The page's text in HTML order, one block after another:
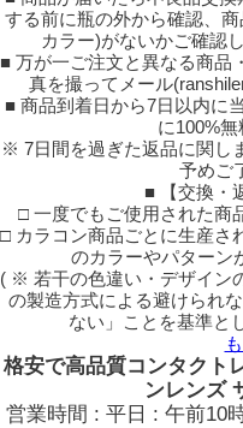
する前に瓶の外から確認、
カラー)がないかご確認
■ 万が一ご注文と異なる商品
真を撮ってメール
■ 商品到着日から7日以内に
に100%無
※ 7日間を過ぎた返品に関し
予めご
■ 【交換・
□ 一度でもご使用された商
□ カラコン商品ごとに生産さ
のカラーやパターン
( ※ 若干の色違い・デザイン
の製造方式による避けられ
ない」ことを基準と
格安で高品質コンタクト
ンレンズ
営業時間 : 平日 : 午前10